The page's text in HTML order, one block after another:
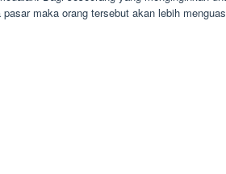
maka orang tersebut akan lebih